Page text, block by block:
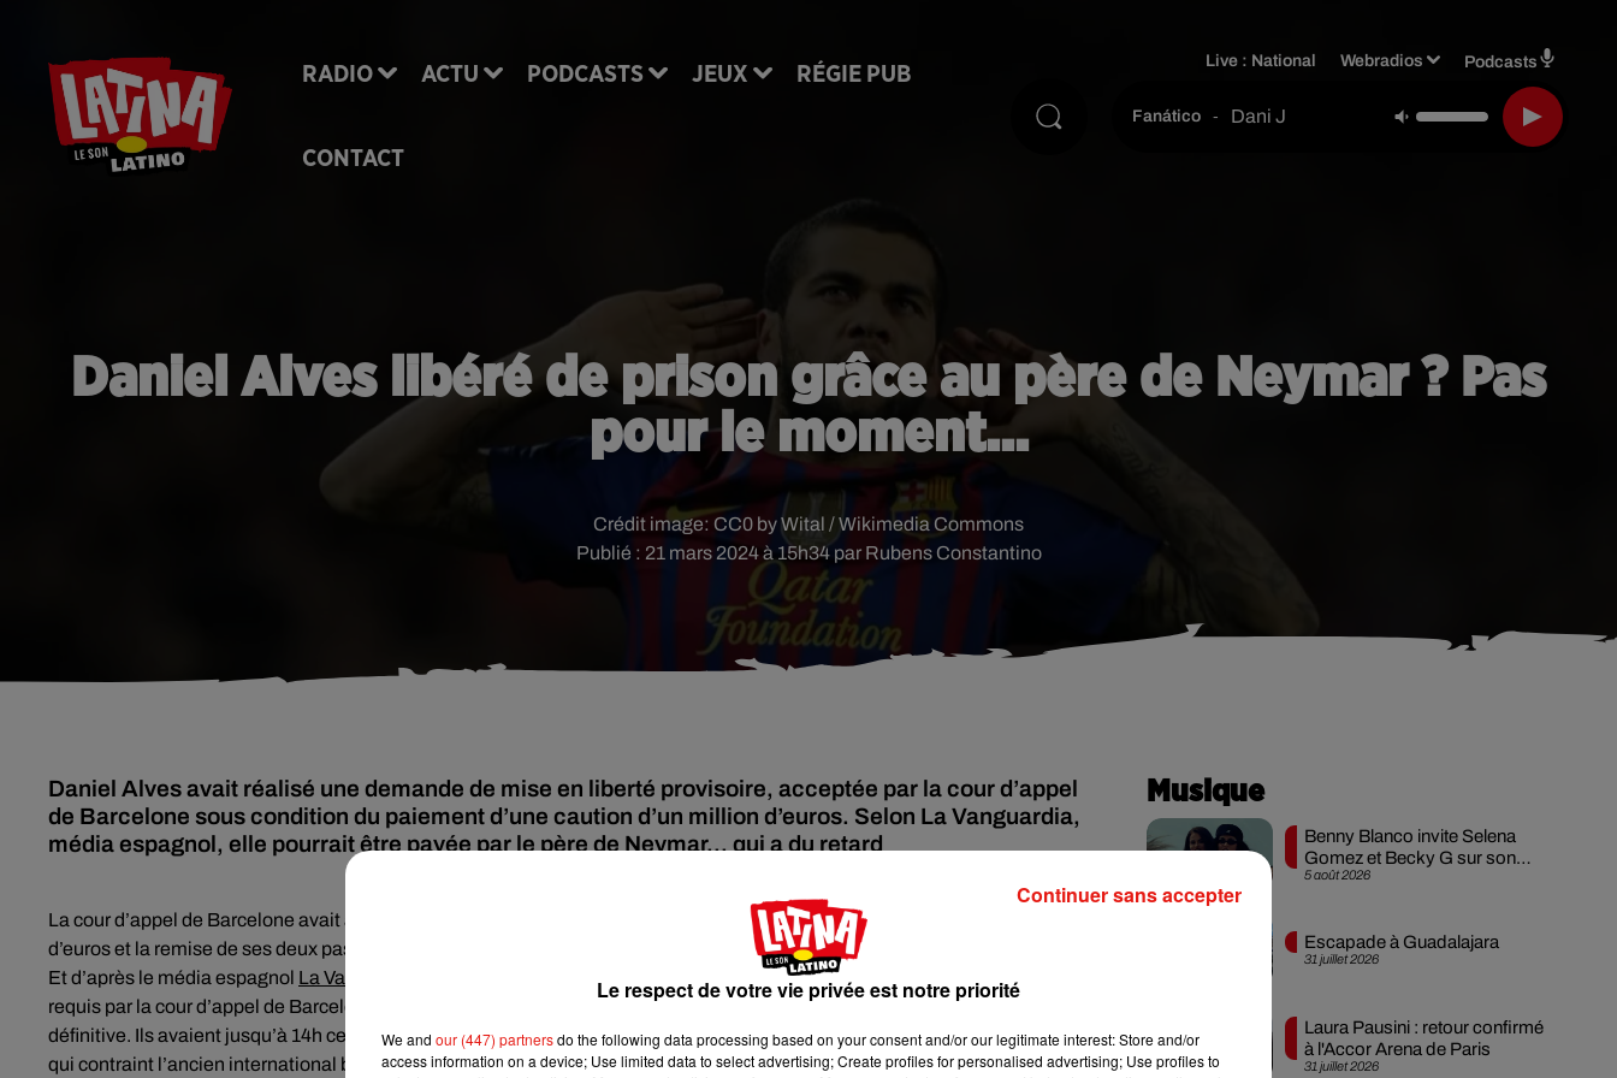
RADIO ACTU PODCASTS JEUX RÉGIE PUB
CONTACT
Live : National Webradios Podcasts
Fanático - Dani J
Daniel Alves libéré de prison grâce au père de Neymar ? Pas
pour le moment...
Publié : 21 mars 2024 à 15h34 par Rubens Constantino
Crédit image: CC0 by Wital / Wikimedia Commons
Daniel Alves avait réalisé une demande de mise en liberté provisoire, acceptée par la cour d’appel
de Barcelone sous condition du paiement d’une caution d’un million d’euros. Selon La Vanguardia,
média espagnol, elle pourrait être payée par le père de Neymar... qui a du retard
La cour d’appel de Barcelone avait autorisé la libération de l’ancien joueur du PSG, moyennant le versement d’un million
d’euros et la remise de ses deux passeports afin de s’assurer qu’il ne quitte pas le territoire.
Et d’après le média espagnol La Vanguardia
, Dani Alves aurait demandé au père de Neymar de payer le million d’euros,
requis par la cour d’appel de Barcelone pour lui permettre une sortie en liberté provisoire, dans l'attente de son incarcération
définitive. Ils avaient jusqu’à 14h ce jeudi 21 mars pour verser les fonds sur un compte judiciaire, chose qui n’a pas été faite et
qui contraint l’ancien international brésilien à rester au moins un jour de plus derrière les barreaux.
Musique
5 août 2026
Benny Blanco invite Selena
Gomez et Becky G sur son
nouveau single
31 juillet 2026
Escapade à Guadalajara
31 juillet 2026
Laura Pausini : retour confirmé
à l'Accor Arena de Paris
Le respect de votre vie privée est notre priorité
We and our (447) partnersdo the following data processing based on your consent and/or our legitimate interest: Store and/or
access information on a device; Use limited data to select advertising; Create profiles for personalised advertising; Use profiles to
Continuer sans accepter